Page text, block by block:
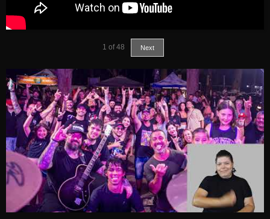
1 of 48 Next